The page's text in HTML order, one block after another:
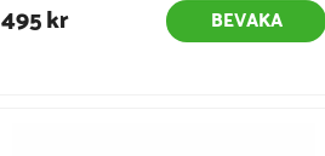
495 kr BEVAKA